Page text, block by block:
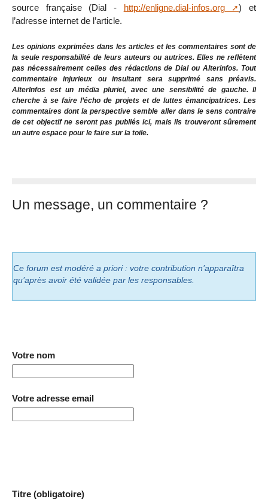
source française (Dial - http://enligne.dial-infos.org
) et
l’adresse internet de l’article.
Les opinions exprimées dans les articles et les commentaires sont de
la seule responsabilité de leurs auteurs ou autrices. Elles ne reflètent
pas nécessairement celles des rédactions de Dial ou Alterinfos. Tout
commentaire injurieux ou insultant sera supprimé sans préavis.
AlterInfos est un média pluriel, avec une sensibilité de gauche. Il
cherche à se faire l’écho de projets et de luttes émancipatrices. Les
commentaires dont la perspective semble aller dans le sens contraire
de cet objectif ne seront pas publiés ici, mais ils trouveront sûrement
un autre espace pour le faire sur la toile.
Un message, un commentaire ?
Ce forum est modéré a priori : votre contribution n’apparaîtra
qu’après avoir été validée par les responsables.
Votre nom
Votre adresse email
Titre (obligatoire)